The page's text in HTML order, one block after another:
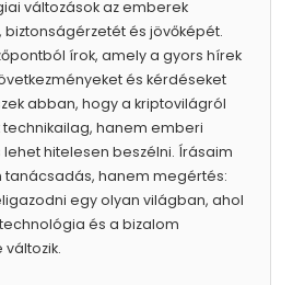
változások az emberek
biztonságérzetét és jövőképét.
írok, amely a gyors hírek
és kérdéseket
abban, hogy a kriptovilágról
technikailag, hanem emberi
lehet hitelesen beszélni. Írásaim
tanácsadás, hanem megértés:
egy olyan világban, ahol
és a bizalom